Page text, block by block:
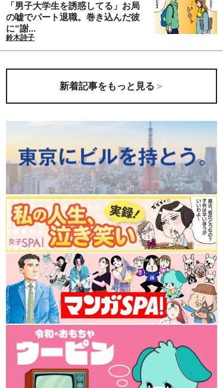
「男子大学生を誘惑してる」お局
の嘘でパート退職。巻き込んだ彼
に“謝...
鈴木詩子
新着記事をもっと見る